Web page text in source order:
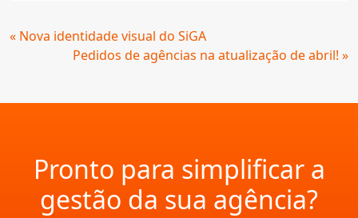
Continue
« Nova identidade visual do SiGA
Pedidos de agências na atualização de abril! »
Pronto para simplificar a
gestão da sua agência?